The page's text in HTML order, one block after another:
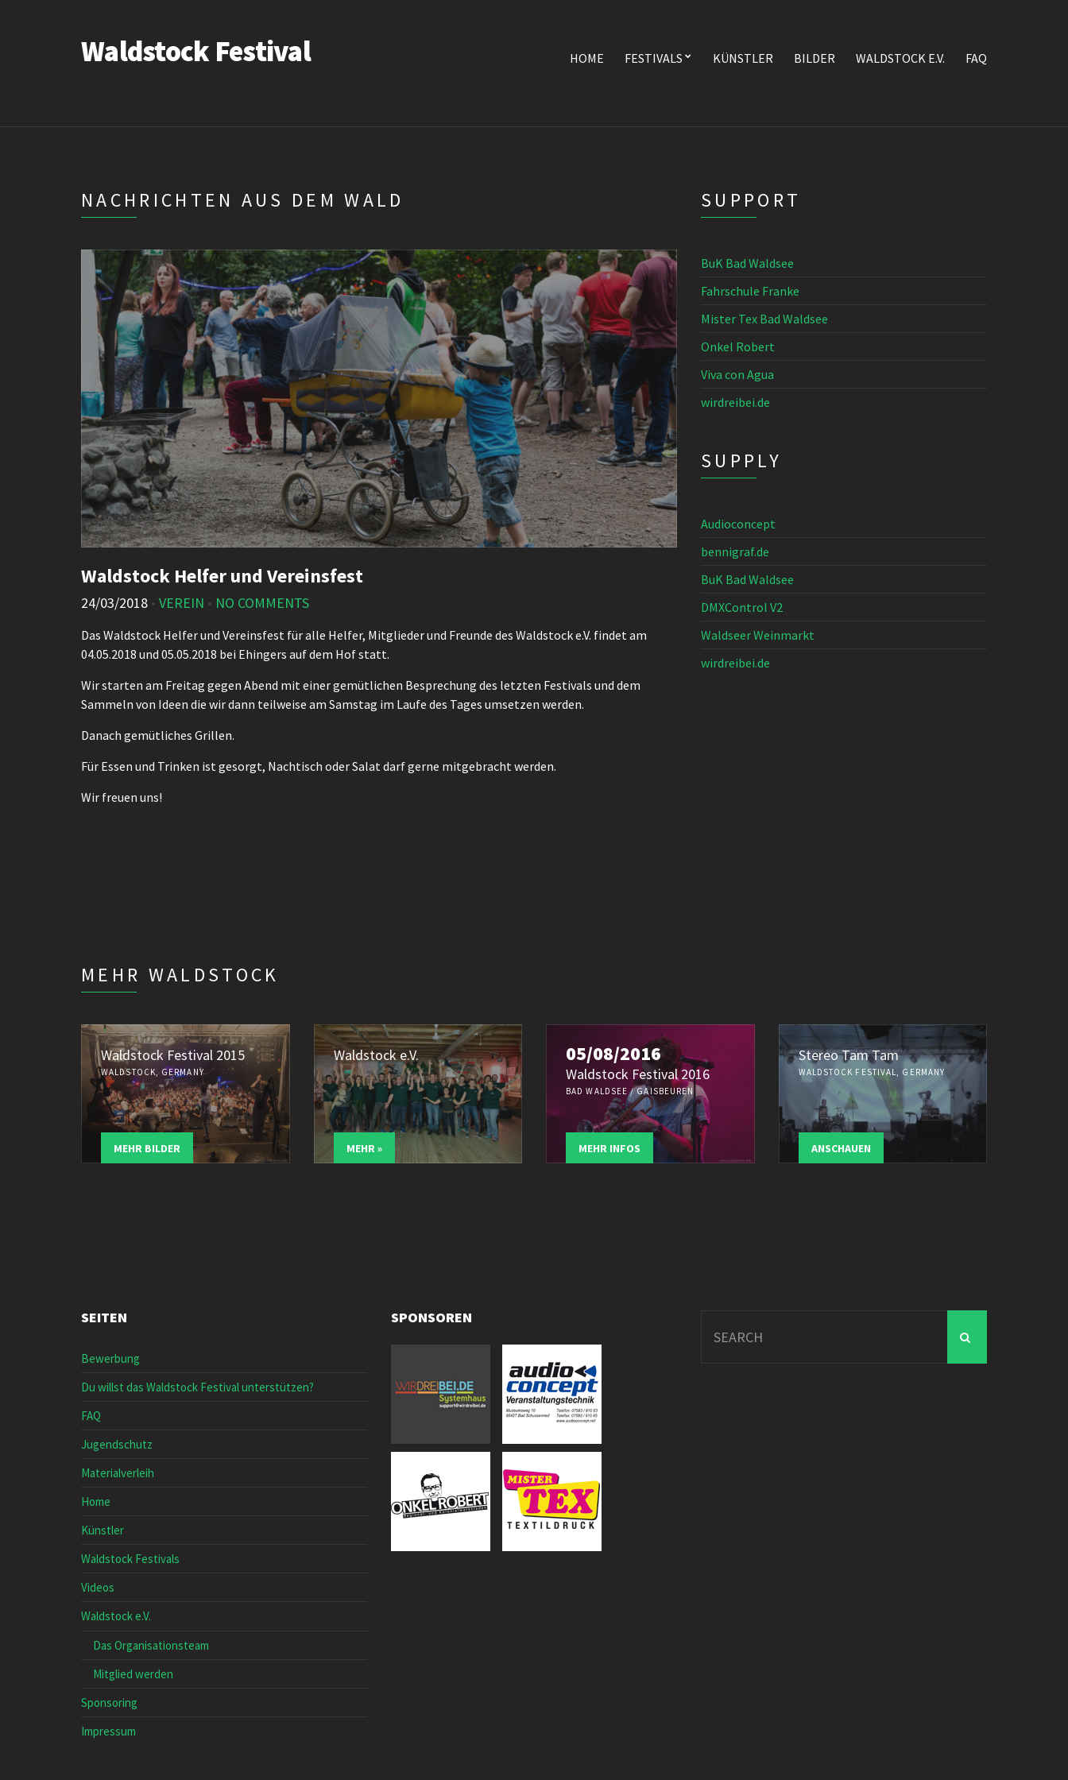
Waldstock Festival HOME FESTIVALS KÜNSTLER BILDER WALDSTOCK E.V. FAQ
NACHRICHTEN AUS DEM WALD
Waldstock Helfer und Vereinsfest
24/03/2018 • VEREIN • NO COMMENTS
Das Waldstock Helfer und Vereinsfest für alle Helfer, Mitglieder und Freunde des Waldstock e.V. findet am
04.05.2018 und 05.05.2018 bei Ehingers auf dem Hof statt.
Wir starten am Freitag gegen Abend mit einer gemütlichen Besprechung des letzten Festivals und dem
Sammeln von Ideen die wir dann teilweise am Samstag im Laufe des Tages umsetzen werden.
Danach gemütliches Grillen.
Für Essen und Trinken ist gesorgt, Nachtisch oder Salat darf gerne mitgebracht werden.
Wir freuen uns!
SUPPORT
BuK Bad Waldsee
Fahrschule Franke
Mister Tex Bad Waldsee
Onkel Robert
Viva con Agua
wirdreibei.de
SUPPLY
Audioconcept
bennigraf.de
BuK Bad Waldsee
DMXControl V2
Waldseer Weinmarkt
wirdreibei.de
MEHR WALDSTOCK
Waldstock Festival 2015
WALDSTOCK, GERMANY
MEHR BILDER
Waldstock e.V.
MEHR »
05/08/2016
Waldstock Festival 2016
BAD WALDSEE / GAISBEUREN
MEHR INFOS
Stereo Tam Tam
WALDSTOCK FESTIVAL, GERMANY
ANSCHAUEN
SEITEN
Bewerbung
Du willst das Waldstock Festival unterstützen?
FAQ
Jugendschutz
Materialverleih
Home
Künstler
Waldstock Festivals
Videos
Waldstock e.V.
Das Organisationsteam
Mitglied werden
Sponsoring
Impressum
SPONSOREN
for: